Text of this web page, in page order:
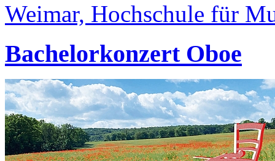
Weimar, Hochschule für
Bachelorkonzert Oboe